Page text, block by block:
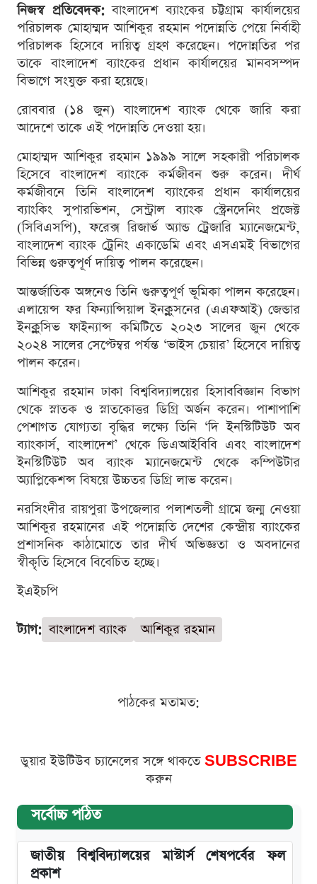
নিজস্ব প্রতিবেদক:বাংলাদেশ ব্যাংকের চট্টগ্রাম কার্যালয়ের
পরিচালক মোহাম্মদ আশিকুর রহমান পদোন্নতি পেয়ে নির্বাহী
পরিচালক হিসেবে দায়িত্ব গ্রহণ করেছেন। পদোন্নতির পর
তাকে বাংলাদেশ ব্যাংকের প্রধান কার্যালয়ের মানবসম্পদ
বিভাগে সংযুক্ত করা হয়েছে।
রোববার (১৪ জুন) বাংলাদেশ ব্যাংক থেকে জারি করা
আদেশে তাকে এই পদোন্নতি দেওয়া হয়।
মোহাম্মদ আশিকুর রহমান ১৯৯৯ সালে সহকারী পরিচালক
হিসেবে বাংলাদেশ ব্যাংকে কর্মজীবন শুরু করেন। দীর্ঘ
কর্মজীবনে তিনি বাংলাদেশ ব্যাংকের প্রধান কার্যালয়ের
ব্যাংকিং সুপারভিশন, সেন্ট্রাল ব্যাংক স্ট্রেনদেনিং প্রজেক্ট
(সিবিএসপি), ফরেক্স রিজার্ভ অ্যান্ড ট্রেজারি ম্যানেজমেন্ট,
বাংলাদেশ ব্যাংক ট্রেনিং একাডেমি এবং এসএমই বিভাগের
বিভিন্ন গুরুত্বপূর্ণ দায়িত্ব পালন করেছেন।
আন্তর্জাতিক অঙ্গনেও তিনি গুরুত্বপূর্ণ ভূমিকা পালন করেছেন।
এলায়েন্স ফর ফিন্যান্সিয়াল ইনক্লুসনের (এএফআই) জেন্ডার
ইনক্লুসিভ ফাইন্যান্স কমিটিতে ২০২৩ সালের জুন থেকে
২০২৪ সালের সেপ্টেম্বর পর্যন্ত ‘ভাইস চেয়ার’ হিসেবে দায়িত্ব
পালন করেন।
আশিকুর রহমান ঢাকা বিশ্ববিদ্যালয়ের হিসাববিজ্ঞান বিভাগ
থেকে স্নাতক ও স্নাতকোত্তর ডিগ্রি অর্জন করেন। পাশাপাশি
পেশাগত যোগ্যতা বৃদ্ধির লক্ষ্যে তিনি ‘দি ইনস্টিটিউট অব
ব্যাংকার্স, বাংলাদেশ’ থেকে ডিএআইবিবি এবং বাংলাদেশ
ইনস্টিটিউট অব ব্যাংক ম্যানেজমেন্ট থেকে কম্পিউটার
অ্যাপ্লিকেশন্স বিষয়ে উচ্চতর ডিগ্রি লাভ করেন।
নরসিংদীর রায়পুরা উপজেলার পলাশতলী গ্রামে জন্ম নেওয়া
আশিকুর রহমানের এই পদোন্নতি দেশের কেন্দ্রীয় ব্যাংকের
প্রশাসনিক কাঠামোতে তার দীর্ঘ অভিজ্ঞতা ও অবদানের
স্বীকৃতি হিসেবে বিবেচিত হচ্ছে।
ইএইচপি
ট্যাগ: বাংলাদেশ ব্যাংক আশিকুর রহমান
পাঠকের মতামত:
ডুয়ার ইউটিউব চ্যানেলের সঙ্গে থাকতে SUBSCRIBE
করুন
সর্বোচ্চ পঠিত
জাতীয় বিশ্ববিদ্যালয়ের মাস্টার্স শেষপর্বের ফল
প্রকাশ